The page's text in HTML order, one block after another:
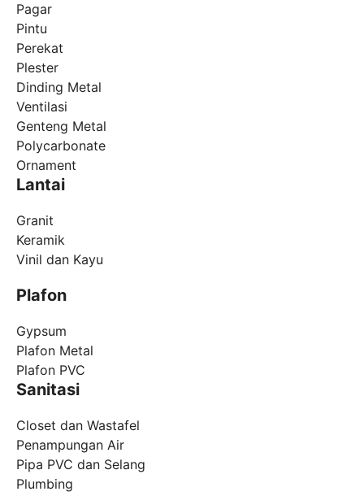
Pagar
Pintu
Perekat
Plester
Dinding Metal
Ventilasi
Genteng Metal
Polycarbonate
Ornament
Lantai
Granit
Keramik
Vinil dan Kayu
Plafon
Gypsum
Plafon Metal
Plafon PVC
Sanitasi
Closet dan Wastafel
Penampungan Air
Pipa PVC dan Selang
Plumbing